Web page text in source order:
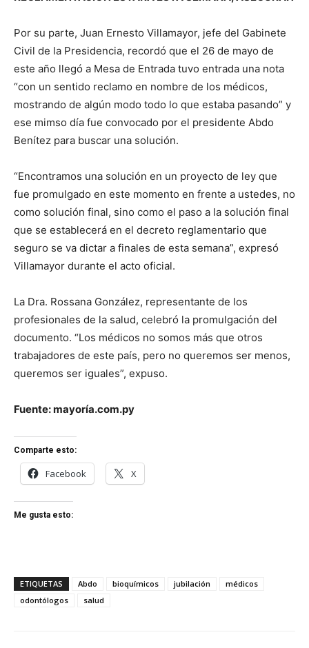
Por su parte, Juan Ernesto Villamayor, jefe del Gabinete
Civil de la Presidencia, recordó que el 26 de mayo de
este año llegó a Mesa de Entrada tuvo entrada una nota
“con un sentido reclamo en nombre de los médicos,
mostrando de algún modo todo lo que estaba pasando” y
ese mimso día fue convocado por el presidente Abdo
Benítez para buscar una solución.
“Encontramos una solución en un proyecto de ley que
fue promulgado en este momento en frente a ustedes, no
como solución final, sino como el paso a la solución final
que se establecerá en el decreto reglamentario que
seguro se va dictar a finales de esta semana”, expresó
Villamayor durante el acto oficial.
La Dra. Rossana González, representante de los
profesionales de la salud, celebró la promulgación del
documento. “Los médicos no somos más que otros
trabajadores de este país, pero no queremos ser menos,
queremos ser iguales”, expuso.
Fuente: mayoría.com.py
Comparte esto:
Facebook X
Me gusta esto:
ETIQUETAS Abdo bioquímicos jubilación
médicos
odontólogos
salud